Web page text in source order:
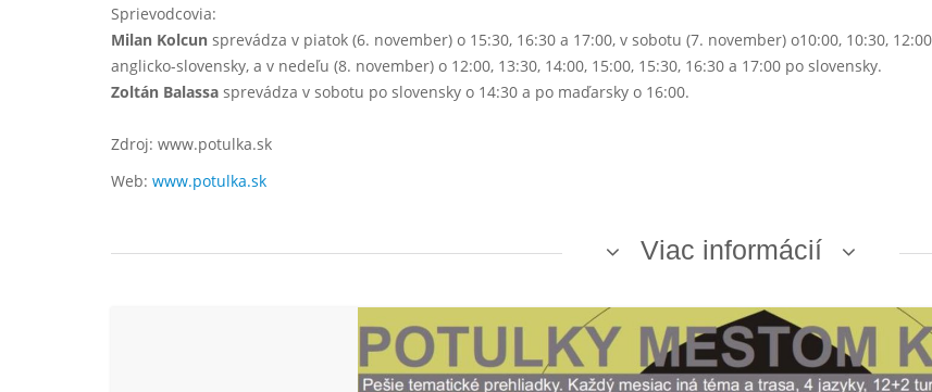
Sprievodcovia:
Milan Kolcun sprevádza v piatok (6. november) o 15:30, 16:30 a 17:00, v sobotu (7. november) o10:00, 10:30,
anglicko-slovensky, a v nedeľu (8. november) o 12:00, 13:30, 14:00, 15:00, 15:30, 16:30 a 17:00 po slovensky.
Zoltán Balassa sprevádza v sobotu po slovensky o 14:30 a po maďarsky o 16:00.
Zdroj: www.potulka.sk
Web: www.potulka.sk
Viac informácií